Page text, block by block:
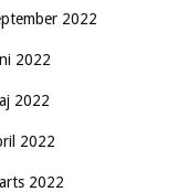
2022
2022
2022
2022
2022